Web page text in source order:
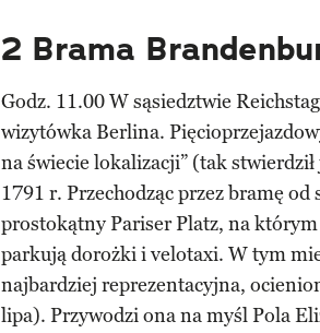
2 Brama
Godz. 11.00 W sąsiedztwie
wizytówka Berlina.
na świecie lokalizacji” (tak
1791 r. Przechodząc przez bramę
prostokątny Pariser Platz, na
parkują dorożki i velotaxi. W tym
najbardziej reprezentacyjna,
lipa). Przywodzi ona na myśl Pola